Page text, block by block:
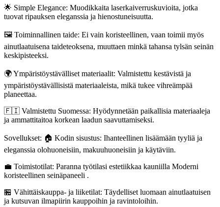
🌟 Simple Elegance: Muodikkaita laserkaiverruskuvioita, jotka
tuovat ripauksen eleganssia ja hienostuneisuutta.
🖼️ Toiminnallinen taide: Ei vain koristeellinen, vaan toimii myös
ainutlaatuisena taideteoksena, muuttaen minkä tahansa tylsän seinän
keskipisteeksi.
🌍 Ympäristöystävälliset materiaalit: Valmistettu kestävistä ja
ympäristöystävällisistä materiaaleista, mikä tukee vihreämpää
planeettaa.
🇫🇮 Valmistettu Suomessa: Hyödynnetään paikallisia materiaaleja
ja ammattitaitoa korkean laadun saavuttamiseksi.
Sovellukset: 🏠 Kodin sisustus: Ihanteellinen lisäämään tyyliä ja
eleganssia olohuoneisiin, makuuhuoneisiin ja käytäviin.
💼 Toimistotilat: Paranna työtilasi estetiikkaa kauniilla Moderni
koristeellinen seinäpaneeli .
🏪 Vähittäiskauppa- ja liiketilat: Täydelliset luomaan ainutlaatuisen
ja kutsuvan ilmapiirin kauppoihin ja ravintoloihin.